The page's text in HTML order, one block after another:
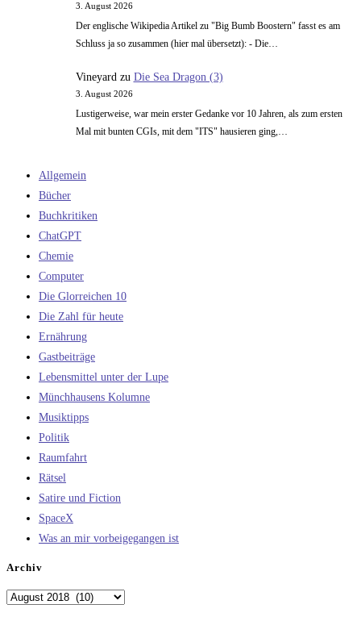
3. August 2026
Der englische Wikipedia Artikel zu "Big Bumb Boostern" fasst es am
Schluss ja so zusammen (hier mal übersetzt): - Die…
Vineyard zu Die Sea Dragon (3)
3. August 2026
Lustigerweise, war mein erster Gedanke vor 10 Jahren, als zum ersten
Mal mit bunten CGIs, mit dem "ITS" hausieren ging,…
Allgemein
Bücher
Buchkritiken
ChatGPT
Chemie
Computer
Die Glorreichen 10
Die Zahl für heute
Ernährung
Gastbeiträge
Lebensmittel unter der Lupe
Münchhausens Kolumne
Musiktipps
Politik
Raumfahrt
Rätsel
Satire und Fiction
SpaceX
Was an mir vorbeigegangen ist
Archiv
Archiv